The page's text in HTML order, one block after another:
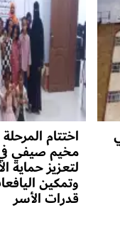
اختتام
مخيم صيفي
لتعزيز حماية
وتمكين
قدرات الأسر